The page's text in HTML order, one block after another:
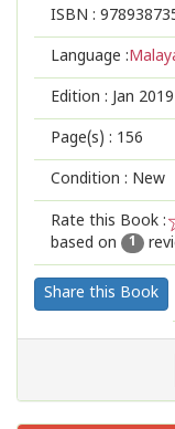
ISBN :
Language :
Edition : Jan 2019
Page(s) : 156
Condition : New
Rate this Book :
1
based on
1
Share this Book